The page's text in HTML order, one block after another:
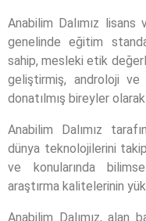
Anabilim Dalımız
genelinde eğitim
sahip, mesleki etik
geliştirmiş, androloji ve
donatılmış bireyler
Anabilim Dalımız
dünya teknolojilerini
ve konularında
araştırma kalitelerinin
Anabilim Dalımız, alan